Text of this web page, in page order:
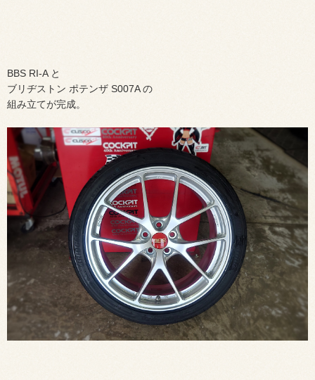
BBS RI-A と
ブリヂストン ポテンザ S007A の
組み立てが完成。